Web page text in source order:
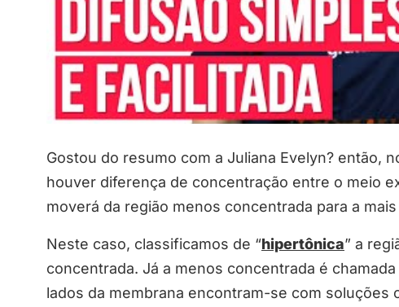
Gostou do resumo com a Juliana Evelyn? então,
houver diferença de concentração entre o meio
moverá da região menos concentrada para a
Neste caso, classificamos de “hipertônica” a
concentrada. Já a menos concentrada é chamada
lados da membrana encontram-se com soluções